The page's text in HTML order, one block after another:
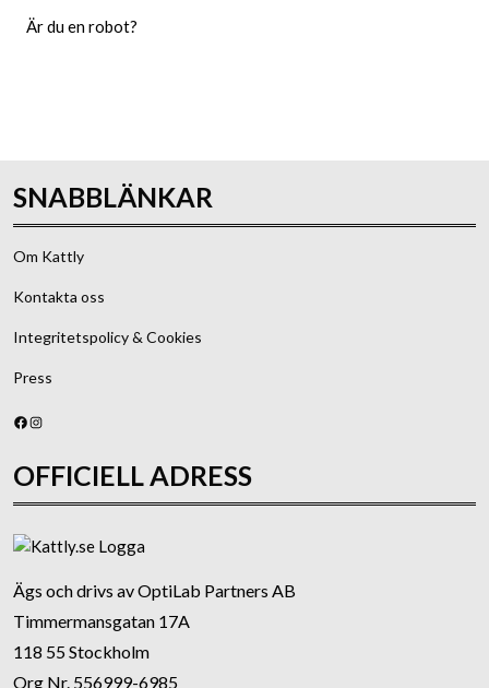
Är du en robot?
SNABBLÄNKAR
Om Kattly
Kontakta oss
Integritetspolicy & Cookies
Press
Facebook
Instagram
OFFICIELL ADRESS
Ägs och drivs av OptiLab Partners AB
Timmermansgatan 17A
118 55 Stockholm
Org Nr. 556999-6985